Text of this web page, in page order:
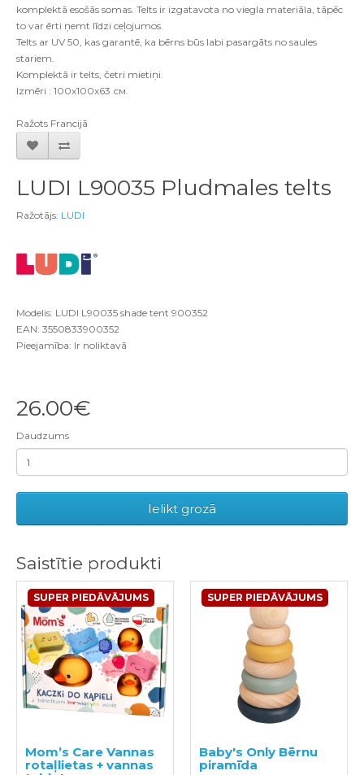
komplektā esošās somas. Telts ir izgatavota no viegla materiāla, tāpēc
to var ērti ņemt līdzi ceļojumos.
Telts ar UV 50, kas garantē, ka bērns būs labi pasargāts no saules
stariem.
Komplektā ir telts, četri mietiņi.
Izmēri : 100x100x63 см.
Ražots Francijā
LUDI L90035 Pludmales telts
Ražotājs: LUDI
Modelis: LUDI L90035 shade tent 900352
EAN: 3550833900352
Pieejamība: Ir noliktavā
26.00€
Daudzums
Ielikt grozā
Saistītie produkti
SUPER PIEDĀVĀJUMS
Mom’s Care Vannas
rotaļlietas + vannas
SUPER PIEDĀVĀJUMS
Baby's Only Bērnu
piramīda